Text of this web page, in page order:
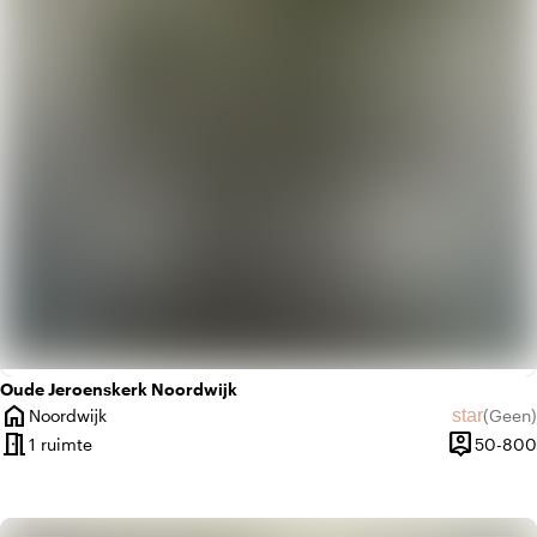
Oude Jeroenskerk Noordwijk
home
Plaats
Noordwijk star(Geen)
Geen
meeting_room1 ruimte person_pin
Capaciteit
50-800